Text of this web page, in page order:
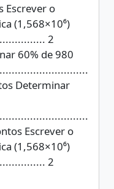
Escrever o
(1,568×10⁶)
2
60% de 980
Determinar
Escrever o
(1,568×10⁶)
2